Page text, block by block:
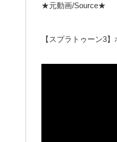
★元動画/Source★
【スプラトゥーン3